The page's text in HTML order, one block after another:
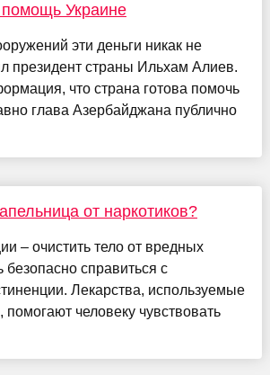
Украине
эти деньги никак не
президент страны Ильхам Алиев.
что страна готова помочь
глава Азербайджана публично
от наркотиков?
– очистить тело от вредных
справиться с
Лекарства, используемые
помогают человеку чувствовать